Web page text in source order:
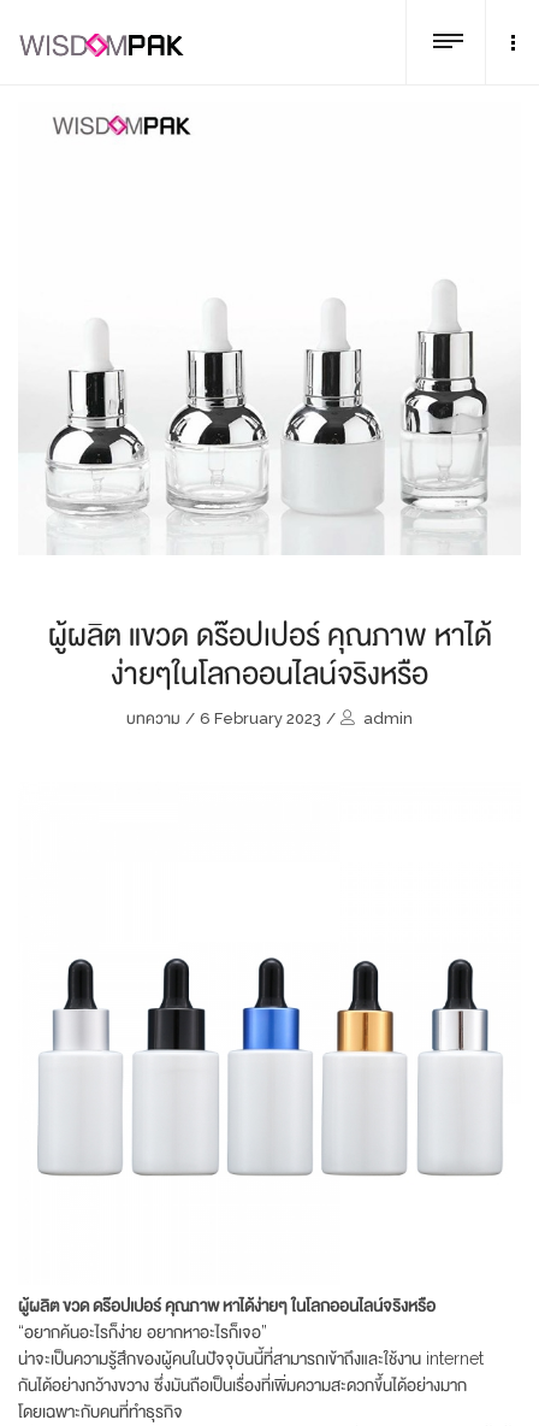
ผู้ผลิต แขวด ดร๊อปเปอร์ คุณภาพ หาได้
ง่ายๆในโลกออนไลน์จริงหรือ
บทความ / 6 February 2023 / admin
ผู้ผลิต ขวด ดร๊อปเปอร์ คุณภาพ หาได้ง่ายๆ ในโลกออนไลน์จริงหรือ
“อยากค้นอะไรก็ง่าย อยากหาอะไรก็เจอ”
น่าจะเป็นความรู้สึกของผู้คนในปัจจุบันนี้ที่สามารถเข้าถึงและใช้งาน internet
กันได้อย่างกว้างขวาง ซึ่งมันถือเป็นเรื่องที่เพิ่มความสะดวกขึ้นได้อย่างมาก
โดยเฉพาะกับคนที่ทำธุรกิจ